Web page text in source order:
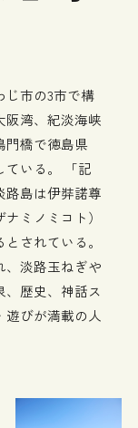
じ市の3市で構
阪湾、紀淡海峡
門橋で徳島県
ている。 「記
路島は伊弉諾尊
ミノミコト）
されている。
、淡路玉ねぎや
歴史、神話ス
遊びが満載の人